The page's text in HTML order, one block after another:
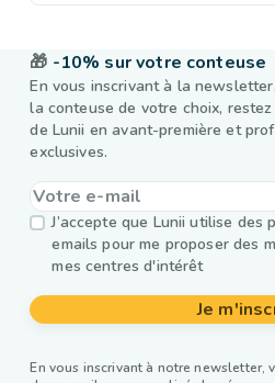
🎁 -10% sur votre conteuse
En vous inscrivant à la
la conteuse de votre choix,
de Lunii en avant-première et
exclusives.
J’accepte que Lunii utilise des
emails pour me proposer des
mes centres d'intérêt
Je
En vous inscrivant à notre newsletter,